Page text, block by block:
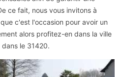
ce fait, nous vous invitons à
c'est l'occasion pour avoir un
alors profitez-en dans la ville
le 31420.